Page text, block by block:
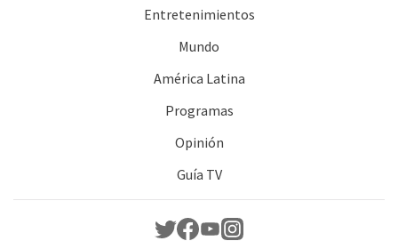
Entretenimientos
Mundo
América Latina
Programas
Opinión
Guía TV